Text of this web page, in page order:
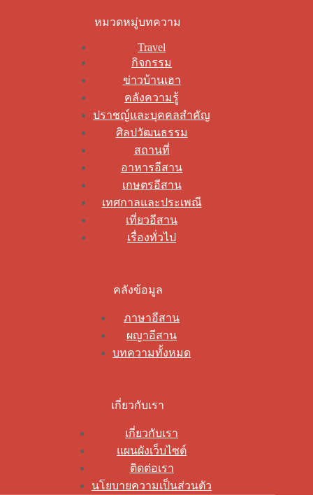
หมวดหมู่บทความ
Travel
กิจกรรม
ข่าวบ้านเฮา
คลังความรู้
ปราชญ์และบุคคลสำคัญ
ศิลปวัฒนธรรม
สถานที่
อาหารอีสาน
เกษตรอีสาน
เทศกาลและประเพณี
เที่ยวอีสาน
เรื่องทั่วไป
คลังข้อมูล
ภาษาอีสาน
ผญาอีสาน
บทความทั้งหมด
เกี่ยวกับเรา
เกี่ยวกับเรา
แผนผังเว็บไซต์
ติดต่อเรา
นโยบายความเป็นส่วนตัว